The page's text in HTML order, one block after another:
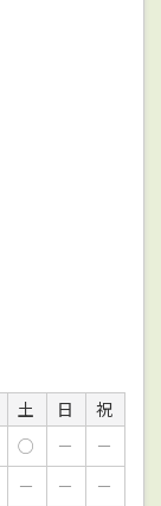
土 日
祝
○ －
－
－ －
－